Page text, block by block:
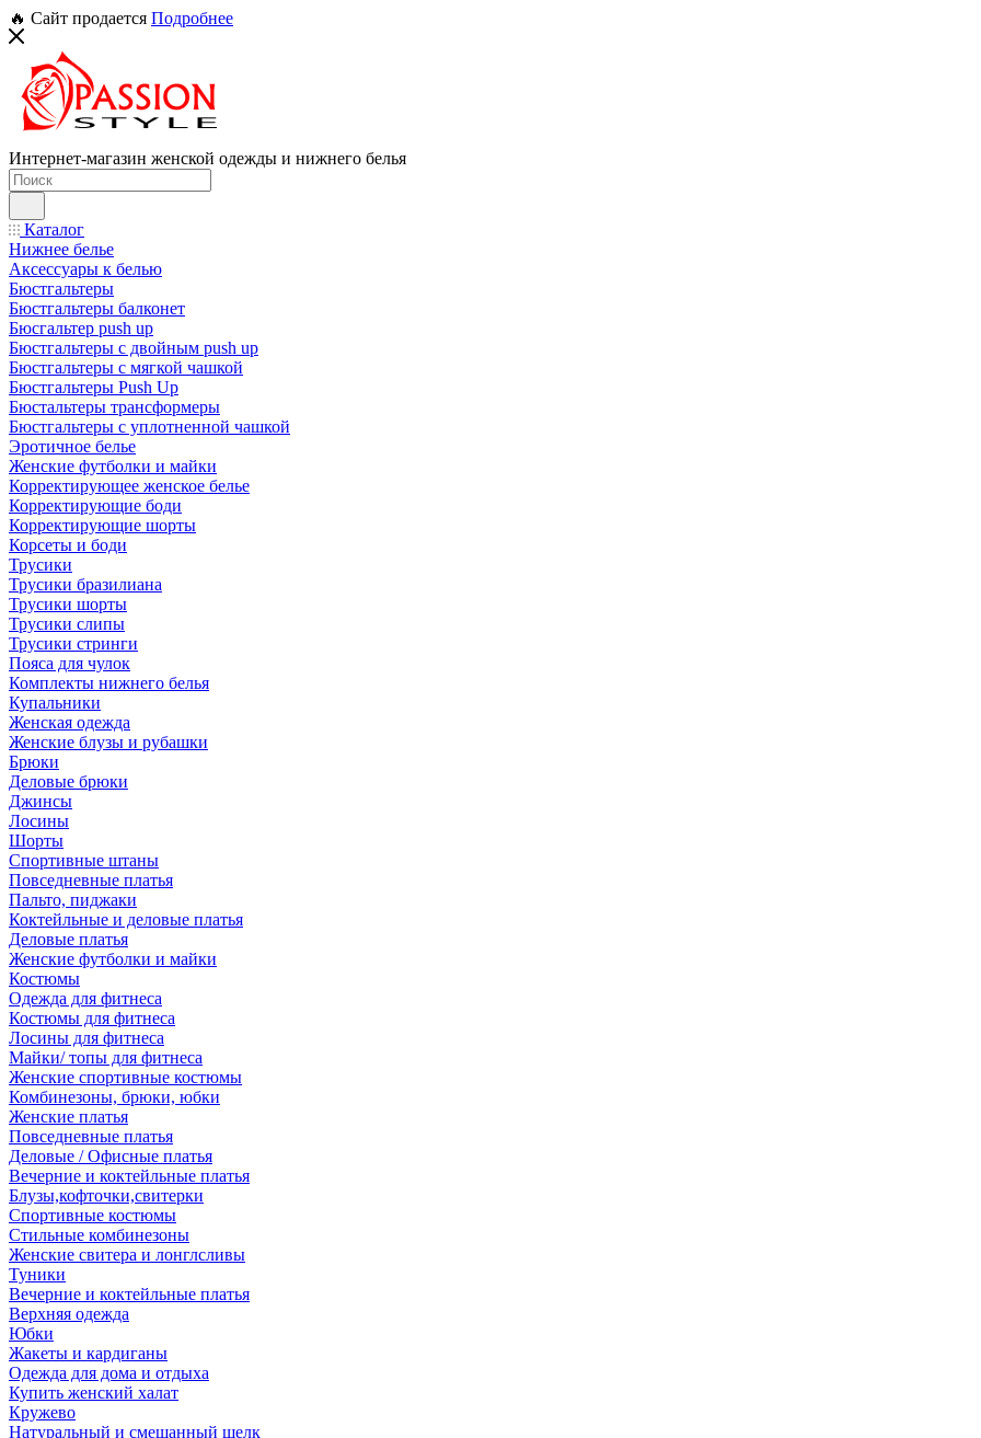
🔥 Сайт продается Подробнее
Интернет-магазин женской одежды и нижнего белья
Каталог
Нижнее белье
Аксессуары к белью
Бюстгальтеры
Бюстгальтеры балконет
Бюсгальтер push up
Бюстгальтеры с двойным push up
Бюстгальтеры с мягкой чашкой
Бюстгальтеры Push Up
Бюстальтеры трансформеры
Бюстгальтеры с уплотненной чашкой
Эротичное белье
Женские футболки и майки
Корректирующее женское белье
Корректирующие боди
Корректирующие шорты
Корсеты и боди
Трусики
Трусики бразилиана
Трусики шорты
Трусики слипы
Трусики стринги
Пояса для чулок
Комплекты нижнего белья
Купальники
Женская одежда
Женские блузы и рубашки
Брюки
Деловые брюки
Джинсы
Лосины
Шорты
Спортивные штаны
Повседневные платья
Пальто, пиджаки
Коктейльные и деловые платья
Деловые платья
Женские футболки и майки
Костюмы
Одежда для фитнеса
Костюмы для фитнеса
Лосины для фитнеса
Майки/ топы для фитнеса
Женские спортивные костюмы
Комбинезоны, брюки, юбки
Женские платья
Повседневные платья
Деловые / Офисные платья
Вечерние и коктейльные платья
Блузы,кофточки,свитерки
Спортивные костюмы
Стильные комбинезоны
Женские свитера и лонглсливы
Туники
Вечерние и коктейльные платья
Верхняя одежда
Юбки
Жакеты и кардиганы
Одежда для дома и отдыха
Купить женский халат
Кружево
Натуральный и смешанный шелк